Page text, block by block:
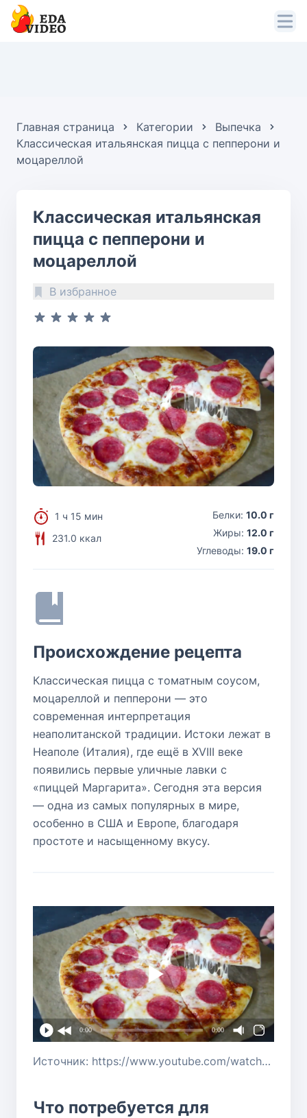
Главная страница Категории
Выпечка
Классическая итальянская пицца с пепперони и
моцареллой
Классическая итальянская
пицца с пепперони и
моцареллой
В избранное
1 ч 15 мин
231.0 ккал
Белки: 10.0 г
Жиры: 12.0 г
Углеводы: 19.0 г
Происхождение рецепта
Классическая пицца с томатным соусом,
моцареллой и пепперони — это
современная интерпретация
неаполитанской традиции. Истоки лежат в
Неаполе (Италия), где ещё в XVIII веке
появились первые уличные лавки с
«пиццей Маргарита». Сегодня эта версия
— одна из самых популярных в мире,
особенно в США и Европе, благодаря
простоте и насыщенному вкусу.
0:00 0:00
Источник: https://www.youtube.com/watch?v=_3g-O27MZY8
Что потребуется для